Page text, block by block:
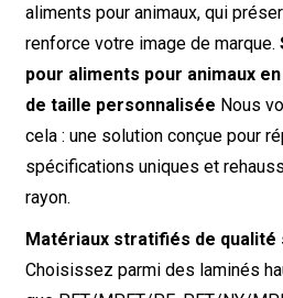
aliments pour animaux, qui
renforce votre image de marque.
pour aliments pour animaux
de taille personnalisée Nous
cela : une solution conçue pour
spécifications uniques et
rayon.
Matériaux stratifiés de qualité
Choisissez parmi des laminés